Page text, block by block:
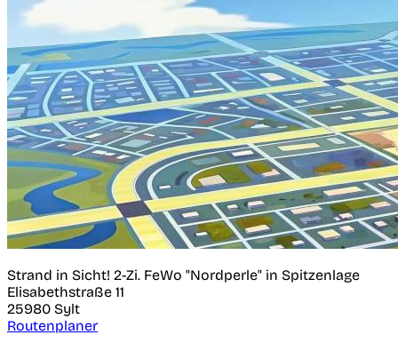
Strand in Sicht! 2-Zi. FeWo "Nordperle" in Spitzenlage
Elisabethstraße 11
25980 Sylt
Routenplaner